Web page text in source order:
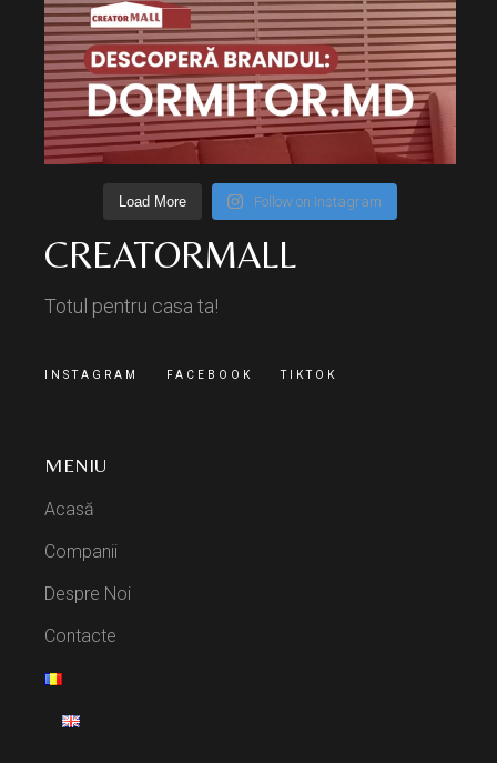
Load More Follow on Instagram
CREATORMALL
Totul pentru casa ta!
INSTAGRAM FACEBOOK TIKTOK
MENIU
Acasă
Companii
Despre Noi
Contacte